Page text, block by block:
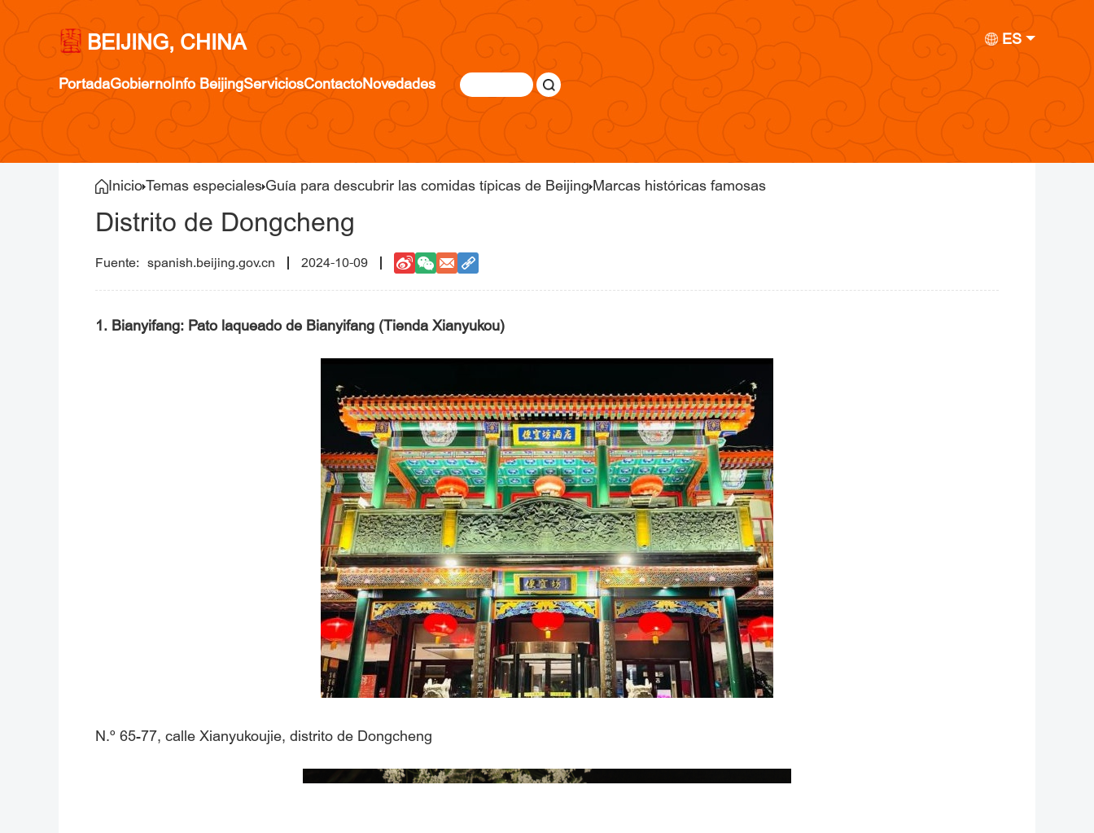
BEIJING, CHINA ES
PortadaGobiernoInfo BeijingServiciosContactoNovedades
InicioTemas especiales Guía para descubrir las comidas típicas de Beijing Marcas históricas famosas
Distrito de Dongcheng
spanish.beijing.gov.cn 2024-10-09
1. Bianyifang: Pato laqueado de Bianyifang (Tienda Xianyukou)
N.º 65-77, calle Xianyukoujie, distrito de Dongcheng